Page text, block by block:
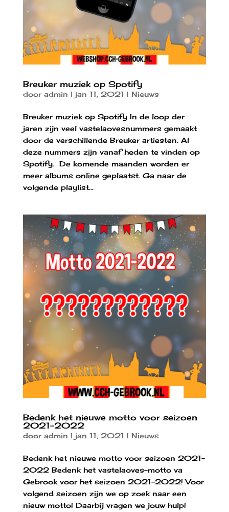
Breuker muziek op Spotify
door admin | jan 11, 2021 | Nieuws
Breuker muziek op Spotify In de loop der
jaren zijn veel vastelaovesnummers gemaakt
door de verschillende Breuker artiesten. Al
deze nummers zijn vanaf heden te vinden op
Spotify. De komende maanden worden er
meer albums online geplaatst. Ga naar de
volgende playlist...
Bedenk het nieuwe motto voor seizoen
2021-2022
door admin | jan 11, 2021 | Nieuws
Bedenk het nieuwe motto voor seizoen 2021-
2022 Bedenk het vastelaoves-motto va
Gebrook voor het seizoen 2021-2022! Voor
volgend seizoen zijn we op zoek naar een
nieuw motto! Daarbij vragen we jouw hulp!